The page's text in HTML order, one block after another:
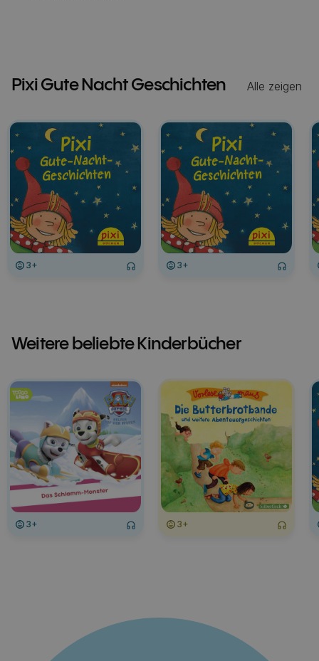
Pixi Gute Nacht Geschichten Alle zeigen
3+ 3+
Weitere beliebte Kinderbücher
3+ 3+